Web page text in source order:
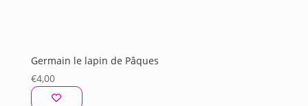
Germain le lapin de Pâques
€4,00